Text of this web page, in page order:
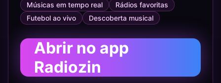
Músicas em tempo real
Rádios favoritas
Futebol ao vivo
Descoberta musical
Abrir no app
Radiozin